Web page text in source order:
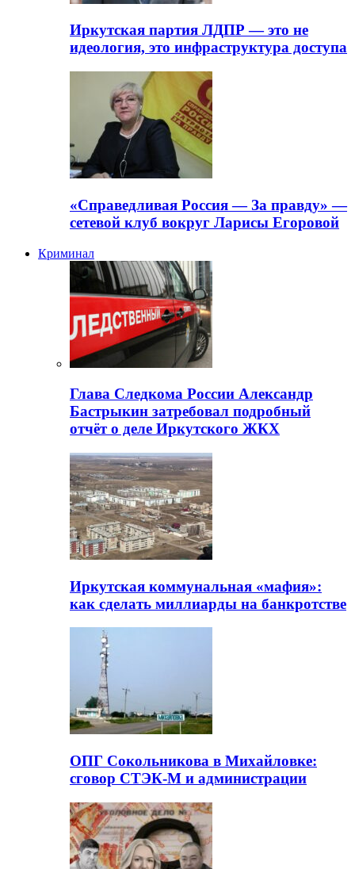
Иркутская партия ЛДПР — это не
идеология, это инфраструктура доступа
«Справедливая Россия — За правду» —
сетевой клуб вокруг Ларисы Егоровой
Криминал
Глава Следкома России Александр
Бастрыкин затребовал подробный
отчёт о деле Иркутского ЖКХ
Иркутская коммунальная «мафия»:
как сделать миллиарды на банкротстве
ОПГ Сокольникова в Михайловке:
сговор СТЭК-М и администрации